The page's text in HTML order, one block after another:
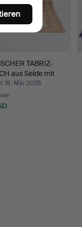
TABRIZ-
aus Seide mit
18. Mär 2026